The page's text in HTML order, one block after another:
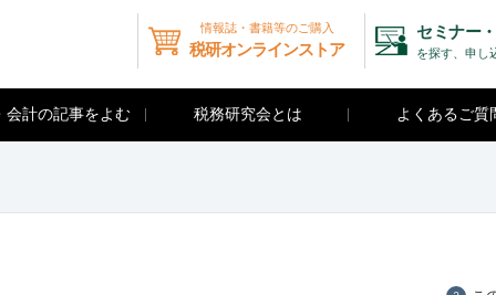
情報誌・書籍等のご購入
税研オンラインストア
セミナー
を探す、申し
会計の記事をよむ 税務研究会とは よくあるご質